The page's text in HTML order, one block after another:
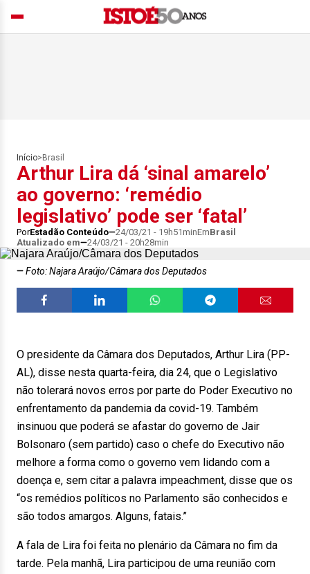
Início> Brasil
Arthur Lira dá ‘sinal amarelo’
ao governo: ‘remédio
legislativo’ pode ser ‘fatal’
PorEstadão Conteúdo 24/03/21 - 19h51minEmBrasil
Atualizado em
24/03/21 - 20h28min
Foto: Najara Araújo/Câmara dos Deputados
O presidente da Câmara dos Deputados, Arthur Lira (PP-
AL), disse nesta quarta-feira, dia 24, que o Legislativo
não tolerará novos erros por parte do Poder Executivo no
enfrentamento da pandemia da covid-19. Também
insinuou que poderá se afastar do governo de Jair
Bolsonaro (sem partido) caso o chefe do Executivo não
melhore a forma como o governo vem lidando com a
doença e, sem citar a palavra impeachment, disse que os
“os remédios políticos no Parlamento são conhecidos e
são todos amargos. Alguns, fatais.”
A fala de Lira foi feita no plenário da Câmara no fim da
tarde. Pela manhã, Lira participou de uma reunião com